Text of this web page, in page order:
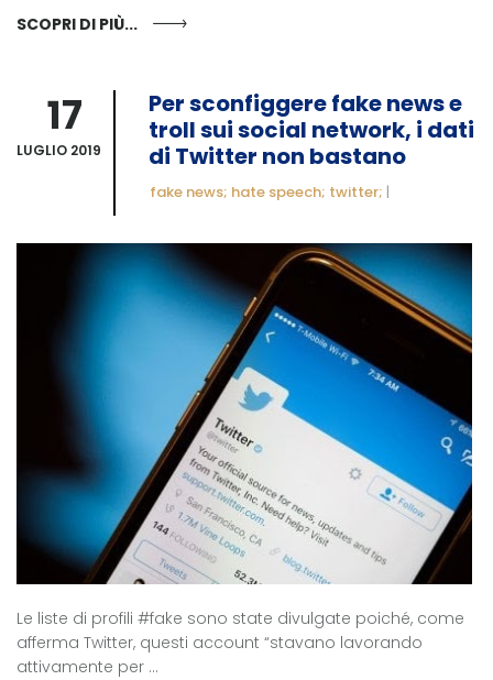
SCOPRI DI PIÙ...
17
LUGLIO 2019
Per sconfiggere fake news e
troll sui social network, i dati
di Twitter non bastano
fake news; hate speech; twitter; |
Le liste di profili #fake sono state divulgate poiché, come
afferma Twitter, questi account “stavano lavorando
attivamente per ...